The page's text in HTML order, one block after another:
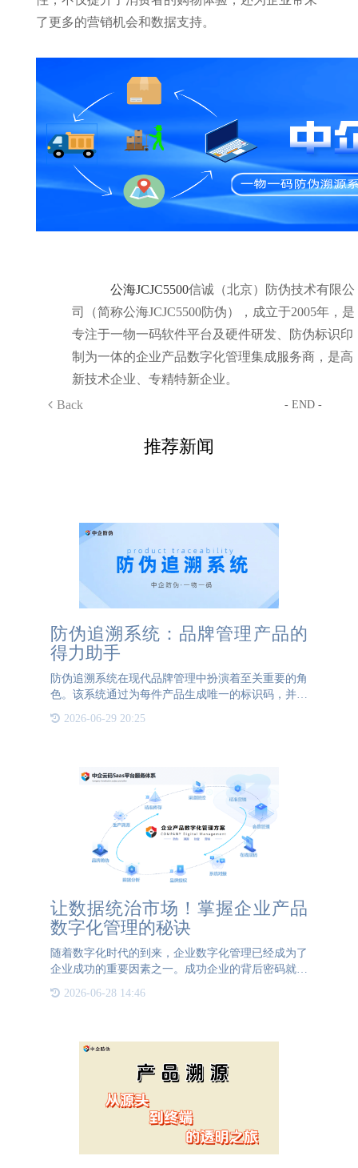
了更多的营销机会和数据支持。
公海JCJC5500信诚（北京）防伪技术有限公
司（简称公海JCJC5500防伪），成立于2005年，是
专注于一物一码软件平台及硬件研发、防伪标识印
制为一体的企业产品数字化管理集成服务商，是高
新技术企业、专精特新企业。
Back
- END -
推荐新闻
防伪追溯系统：品牌管理产品的
得力助手
防伪追溯系统在现代品牌管理中扮演着至关重要的角
色。该系统通过为每件产品生成唯一的标识码，并将
确保了产品的真实性和可追溯性。防伪追溯系统为品
2026-06-29 20:25
让数据统治市场！掌握企业产品
数字化管理的秘诀
随着数字化时代的到来，企业数字化管理已经成为了
企业成功的重要因素之一。成功企业的背后密码就是
数字化管理，通过数字化管理，企业可以实现对产品
全生命周期的管理和控制，提高产品质量和效率，增
2026-06-28 14:46